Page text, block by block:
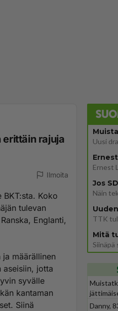
rajuja
Ilmoita
Koko
tulevan
Englanti,
määrällinen
aseisiin, jotta
syvälle
kantaman
Siinä
Danny,